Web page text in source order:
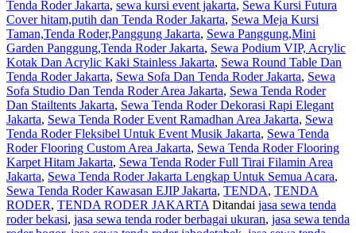
Tenda Roder Jakarta, sewa kursi event jakarta, Sewa Kursi Futura
Cover hitam,putih dan Tenda Roder Jakarta, Sewa Meja Kursi
Taman,Tenda Roder,Panggung Jakarta, Sewa Panggung,Mini
Garden Panggung,Tenda Roder Jakarta, Sewa Podium VIP, Acrylic
Kotak Dan Acrylic Kaki Stainless Jakarta, Sewa Round Table Dan
Tenda Roder Jakarta, Sewa Sofa Dan Tenda Roder Jakarta, Sewa
Sofa Studio Dan Tenda Roder Area Jakarta, Sewa Tenda Roder
Dan Stailtents Jakarta, Sewa Tenda Roder Dekorasi Rapi Elegant
Jakarta, Sewa Tenda Roder Event Ramadhan Area Jakarta, Sewa
Tenda Roder Fleksibel Untuk Event Musik Jakarta, Sewa Tenda
Roder Flooring Custom Area Jakarta, Sewa Tenda Roder Flooring
Karpet Hitam Jakarta, Sewa Tenda Roder Full Tirai Filamin Area
Jakarta, Sewa Tenda Roder Jakarta Lengkap Untuk Semua Acara,
Sewa Tenda Roder Kawasan EJIP Jakarta, TENDA, TENDA
RODER, TENDA RODER JAKARTA Ditandai jasa sewa tenda
roder bekasi, jasa sewa tenda roder berbagai ukuran, jasa sewa tenda